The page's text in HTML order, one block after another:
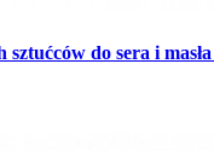
do sera i